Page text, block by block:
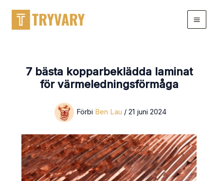
innehållet
7 bästa kopparbeklädda laminat
för värmeledningsförmåga
Förbi Ben Lau / 21 juni 2024